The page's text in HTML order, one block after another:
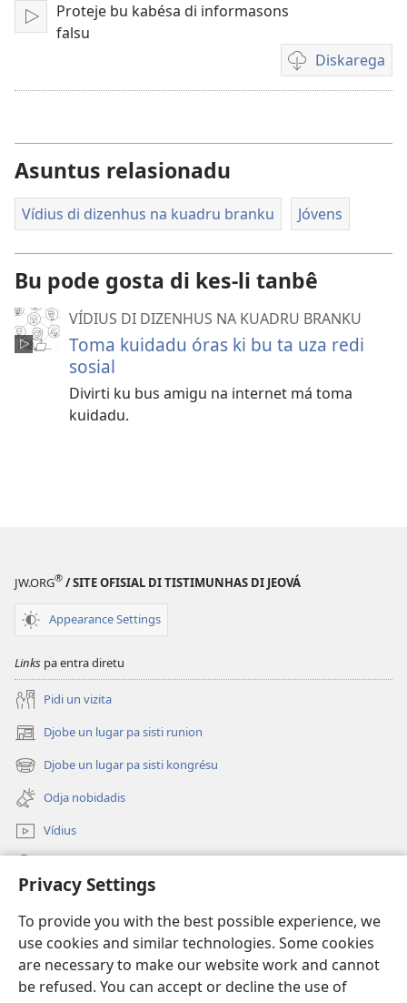
Privacy Settings
To provide you with the best possible experience, we
use cookies and similar technologies. Some cookies
are necessary to make our website work and cannot
be refused. You can accept or decline the use of
Toka
Proteje bu kabésa di informasons
falsu
Diskarega
Opson
pa
Asuntus relasionadu
Vídius di dizenhus na kuadru branku Jóvens
Bu pode gosta di kes-li tanbê
VÍDIUS DI DIZENHUS NA KUADRU BRANKU
Toma kuidadu óras ki bu ta uza redi
sosial
Divirti ku bus amigu na internet má toma
kuidadu.
JW.ORG® / SITE OFISIAL DI TISTIMUNHAS DI JEOVÁ
Appearance Settings
Links pa entra diretu
Pidi un vizita
Djobe un lugar pa sisti runion
(abri
un
janéla
novu)
Djobe un lugar pa sisti kongrésu
(abri
un
janéla
novu)
Odja nobidadis
Vídius
(abri
janéla
novu)
Bibliotéka na internet
(abri
un
®